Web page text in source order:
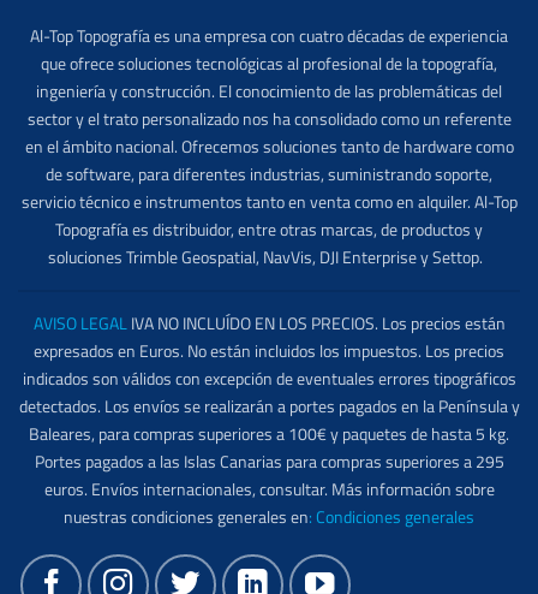
Al-Top Topografía es una empresa con cuatro décadas de experiencia
que ofrece soluciones tecnológicas al profesional de la topografía,
ingeniería y construcción. El conocimiento de las problemáticas del
sector y el trato personalizado nos ha consolidado como un referente
en el ámbito nacional. Ofrecemos soluciones tanto de hardware como
de software, para diferentes industrias, suministrando soporte,
servicio técnico e instrumentos tanto en venta como en alquiler. Al-Top
Topografía es distribuidor, entre otras marcas, de productos y
soluciones Trimble Geospatial, NavVis, DJI Enterprise y Settop.
AVISO LEGALIVA NO INCLUÍDO EN LOS PRECIOS. Los precios están
expresados en Euros. No están incluidos los impuestos. Los precios
indicados son válidos con excepción de eventuales errores tipográficos
detectados. Los envíos se realizarán a portes pagados en la Península y
Baleares, para compras superiores a 100€ y paquetes de hasta 5 kg.
Portes pagados a las Islas Canarias para compras superiores a 295
euros. Envíos internacionales, consultar. Más información sobre
nuestras condiciones generales en: Condiciones generales